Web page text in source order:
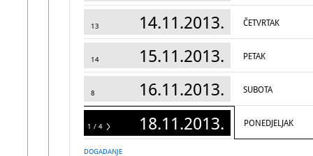
13 14.11.2013. ČETVRTAK
14 15.11.2013. PETAK
8 16.11.2013. SUBOTA
4 18.11.2013. PONEDJELJAK
1 / 4
DOGADANJE